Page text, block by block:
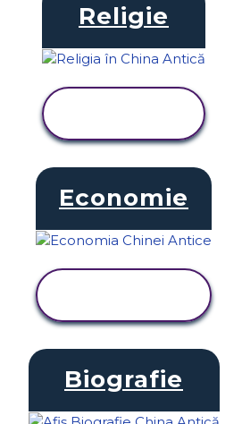
Religie
Economie
Biografie